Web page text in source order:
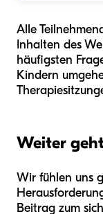
Alle
Inhalten des
häufigsten
Kindern
Weiter
Wir fühlen uns
Beitrag zum